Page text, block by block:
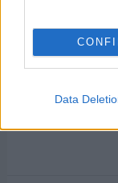
Data
ΑΝΗΚΕΙ ΣΤΗΝ